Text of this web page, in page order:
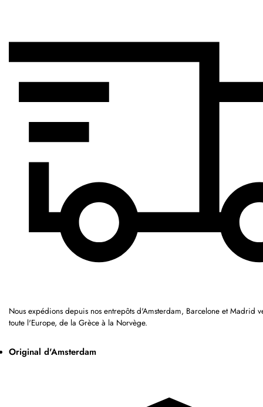
Nous expédions depuis nos entrepôts d'Amsterdam, Barcelone et Madrid
toute l'Europe, de la Grèce à la Norvège.
Original d'Amsterdam